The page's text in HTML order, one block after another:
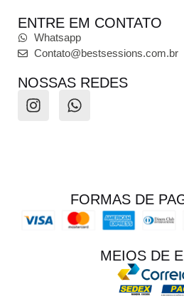
ENTRE EM CONTATO
Whatsapp
Contato@bestsessions.com.br
NOSSAS REDES
FORMAS DE
MEIOS DE